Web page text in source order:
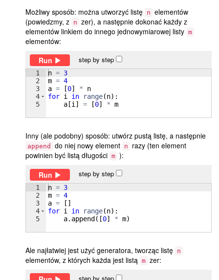
Możliwy sposób: można utworzyć listę n elementów
(powiedzmy, z n zer), a następnie dokonać każdy z
elementów linkiem do innego jednowymiarowej listy m
elementów:
Run
step by step
1
2
3
4
5
n = 3
m = 4
a = [0] *
n
for i in range(n) :
a [i ] = [0] * m
Inny (ale podobny) sposób: utwórz pustą listę, a następnie
append do niej nowy element n
razy (ten element
powinien być listą długości m ):
Run
step by step
1
2
3
4
5
n = 3
m = 4
a = [ ]
for i in range(n) :
a. append ([0] * m)
Ale najłatwiej jest użyć generatora, tworząc listę n
elementów, z których każda jest listą m zer: